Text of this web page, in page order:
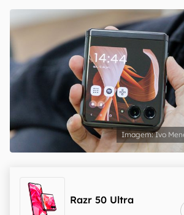
Uso e Política de Privacidade do
Ivo
Razr 50 Ultra